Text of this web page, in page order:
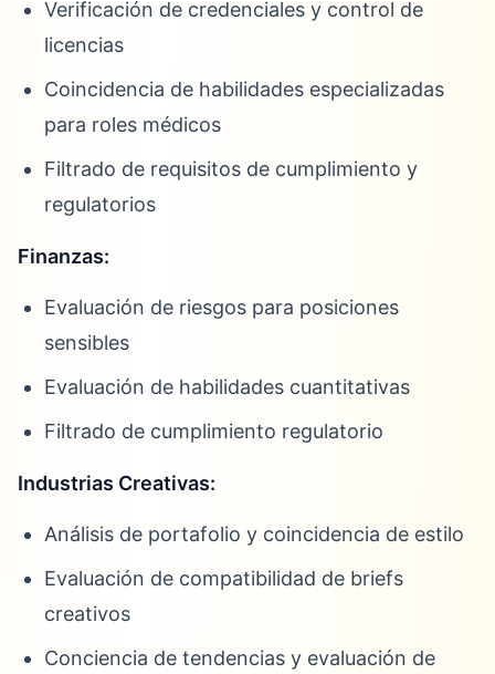
Verificación de credenciales y control de
licencias
Coincidencia de habilidades especializadas
para roles médicos
Filtrado de requisitos de cumplimiento y
regulatorios
Finanzas:
Evaluación de riesgos para posiciones
sensibles
Evaluación de habilidades cuantitativas
Filtrado de cumplimiento regulatorio
Industrias Creativas:
Análisis de portafolio y coincidencia de estilo
Evaluación de compatibilidad de briefs
creativos
Conciencia de tendencias y evaluación de